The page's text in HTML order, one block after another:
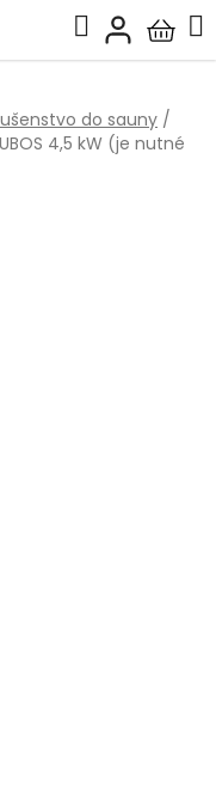
Hľadať
košík
do sauny /
4,5 kW (je nutné